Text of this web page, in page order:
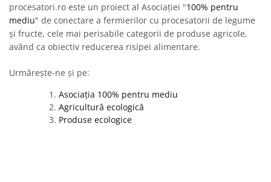
procesatori.ro este un proiect al Asociației "100% pentru
mediu" de conectare a fermierilor cu procesatorii de legume
și fructe, cele mai perisabile categorii de produse agricole,
având ca obiectiv reducerea risipei alimentare.
Urmărește-ne și pe:
Asociația 100% pentru mediu
Agricultură ecologică
Produse ecologice